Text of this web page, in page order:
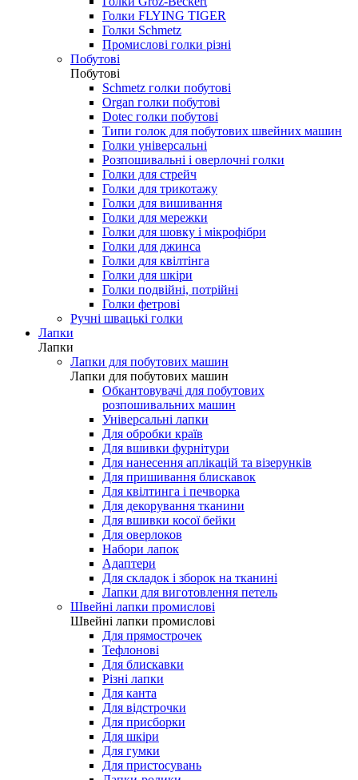
Голки FLYING TIGER
Голки Schmetz
Промислові голки різні
Побутові
Побутові
Schmetz голки побутові
Organ голки побутові
Dotec голки побутові
Типи голок для побутових швейних машин
Голки універсальні
Розпошивальні і оверлочні голки
Голки для стрейч
Голки для трикотажу
Голки для вишивання
Голки для мережки
Голки для шовку і мікрофібри
Голки для джинса
Голки для квілтінга
Голки для шкіри
Голки подвійні, потрійні
Голки фетрові
Ручні швацькі голки
Лапки
Лапки
Лапки для побутових машин
Лапки для побутових машин
Обкантовувачі для побутових
розпошивальних машин
Універсальні лапки
Для обробки країв
Для вшивки фурнітури
Для нанесення аплікацій та візерунків
Для пришивання блискавок
Для квілтинга і печворка
Для декорування тканини
Для вшивки косої бейки
Для оверлоков
Набори лапок
Адаптери
Для складок і зборок на тканині
Лапки для виготовлення петель
Швейні лапки промислові
Швейні лапки промислові
Для прямострочек
Тефлонові
Для блискавки
Різні лапки
Для канта
Для відстрочки
Для присборки
Для шкіри
Для гумки
Для пристосувань